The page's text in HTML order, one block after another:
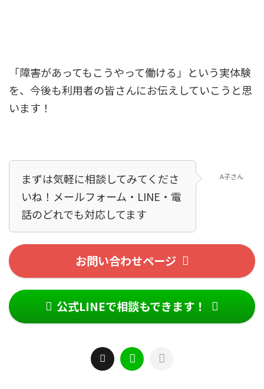
「障害があってもこうやって働ける」という実体験
を、今後も利用者の皆さんにお伝えしていこうと思
います！
まずは気軽に相談してみてくださ
いね！メールフォーム・LINE・電
話のどれでも対応してます！
A子さん
お問い合わせページ
公式LINEで相談もできます！